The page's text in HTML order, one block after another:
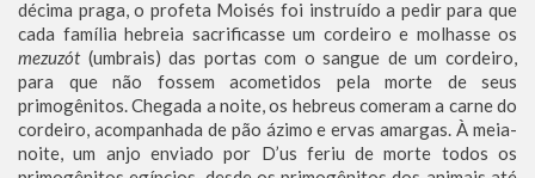
décima praga, o profeta Moisés foi instruído a pedir para que
cada família hebreia sacrificasse um cordeiro e molhasse os
mezuzót(umbrais) das portas com o sangue de um cordeiro,
para que não fossem acometidos pela morte de seus
primogênitos. Chegada a noite, os hebreus comeram a carne do
cordeiro, acompanhada de pão ázimo e ervas amargas. À meia-
noite, um anjo enviado por D’us feriu de morte todos os